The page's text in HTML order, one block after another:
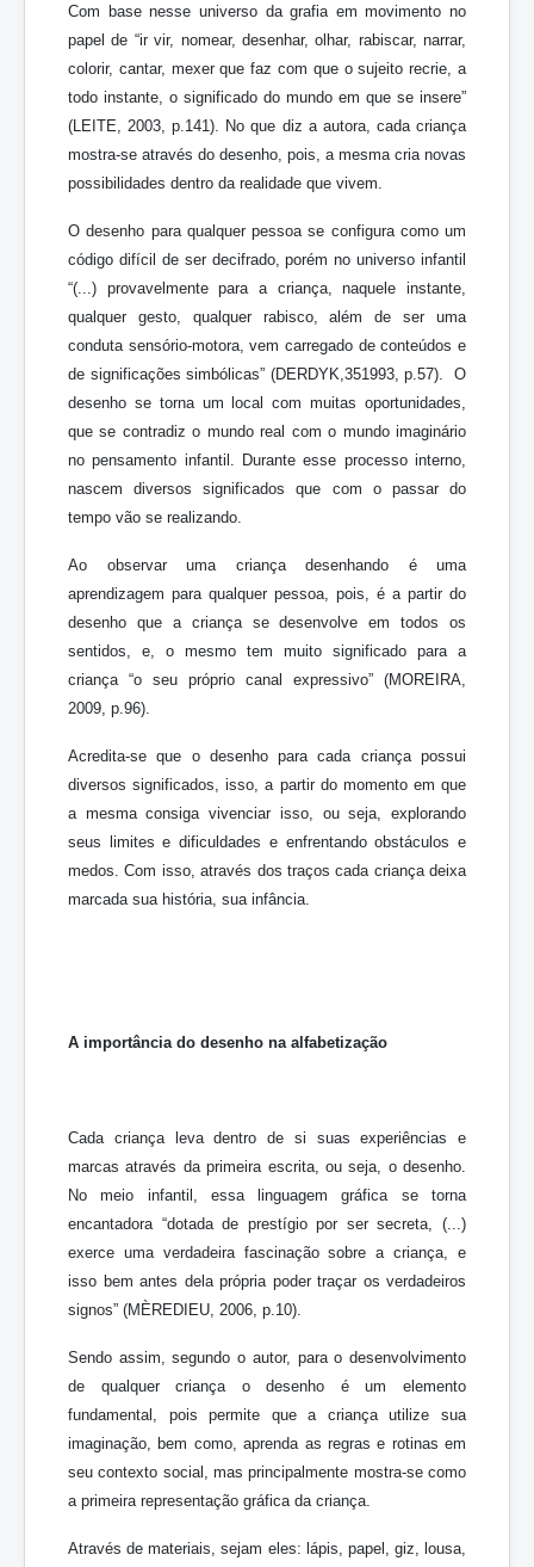
Com base nesse universo da grafia em movimento no
papel de “ir vir, nomear, desenhar, olhar, rabiscar, narrar,
colorir, cantar, mexer que faz com que o sujeito recrie, a
todo instante, o significado do mundo em que se insere”
(LEITE, 2003, p.141). No que diz a autora, cada criança
mostra-se através do desenho, pois, a mesma cria novas
possibilidades dentro da realidade que vivem.
O desenho para qualquer pessoa se configura como um
código difícil de ser decifrado, porém no universo infantil
“(...) provavelmente para a criança, naquele instante,
qualquer gesto, qualquer rabisco, além de ser uma
conduta sensório-motora, vem carregado de conteúdos e
de significações simbólicas” (DERDYK,351993, p.57). O
desenho se torna um local com muitas oportunidades,
que se contradiz o mundo real com o mundo imaginário
no pensamento infantil. Durante esse processo interno,
nascem diversos significados que com o passar do
tempo vão se realizando.
Ao observar uma criança desenhando é uma
aprendizagem para qualquer pessoa, pois, é a partir do
desenho que a criança se desenvolve em todos os
sentidos, e, o mesmo tem muito significado para a
criança “o seu próprio canal expressivo” (MOREIRA,
2009, p.96).
Acredita-se que o desenho para cada criança possui
diversos significados, isso, a partir do momento em que
a mesma consiga vivenciar isso, ou seja, explorando
seus limites e dificuldades e enfrentando obstáculos e
medos. Com isso, através dos traços cada criança deixa
marcada sua história, sua infância.
A importância do desenho na alfabetização
Cada criança leva dentro de si suas experiências e
marcas através da primeira escrita, ou seja, o desenho.
No meio infantil, essa linguagem gráfica se torna
encantadora “dotada de prestígio por ser secreta, (...)
exerce uma verdadeira fascinação sobre a criança, e
isso bem antes dela própria poder traçar os verdadeiros
signos” (MÈREDIEU, 2006, p.10).
Sendo assim, segundo o autor, para o desenvolvimento
de qualquer criança o desenho é um elemento
fundamental, pois permite que a criança utilize sua
imaginação, bem como, aprenda as regras e rotinas em
seu contexto social, mas principalmente mostra-se como
a primeira representação gráfica da criança.
Através de materiais, sejam eles: lápis, papel, giz, lousa,